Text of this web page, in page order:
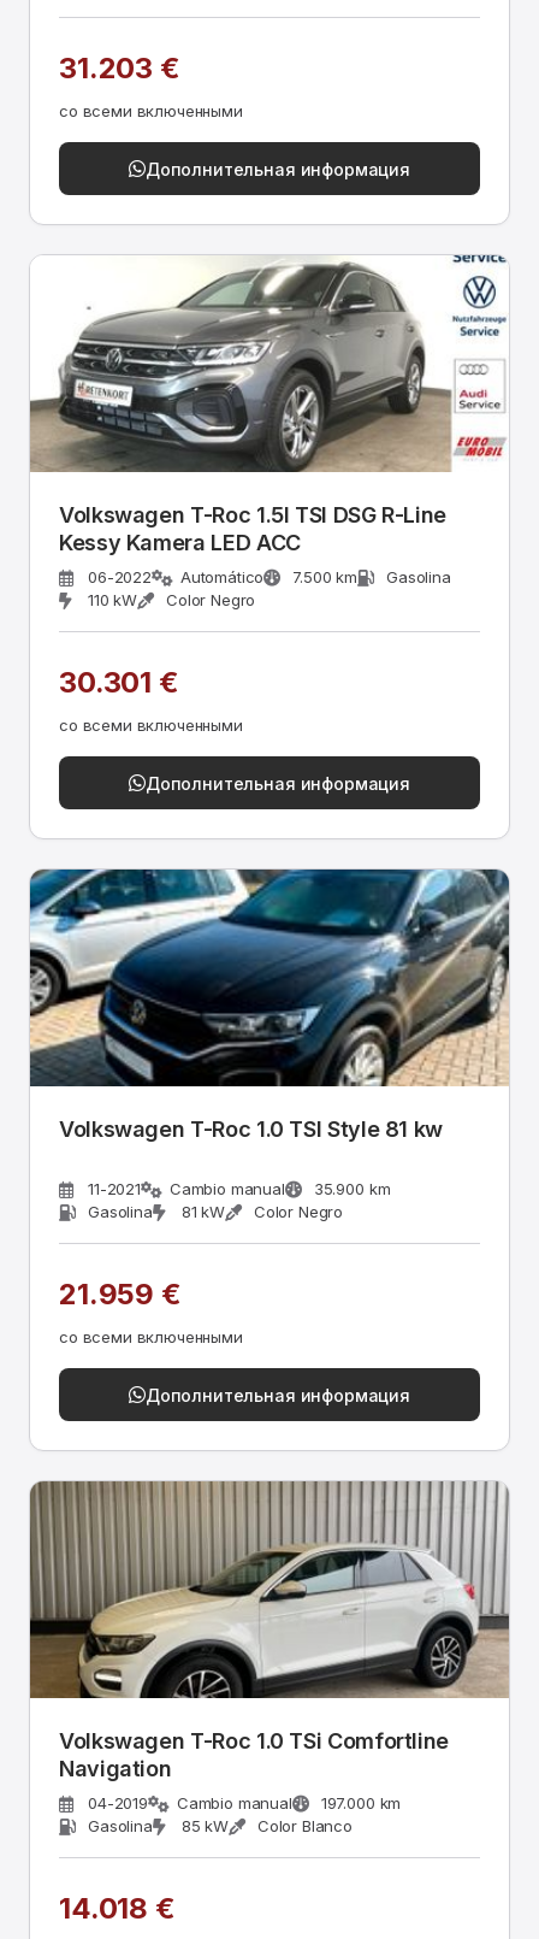
31.203 €
со всеми включенными
Дополнительная информация
Volkswagen T-Roc 1.5l TSI DSG R-Line
Kessy Kamera LED ACC
06-2022 Automático 7.500 km
Gasolina
110 kW
Color Negro
30.301 €
со всеми включенными
Дополнительная информация
Volkswagen T-Roc 1.0 TSI Style 81 kw
11-2021 Cambio manual
35.900 km
Gasolina
81 kW Color Negro
21.959 €
со всеми включенными
Дополнительная информация
Volkswagen T-Roc 1.0 TSi Comfortline
Navigation
04-2019 Cambio manual
197.000 km
Gasolina
85 kW Color Blanco
14.018 €